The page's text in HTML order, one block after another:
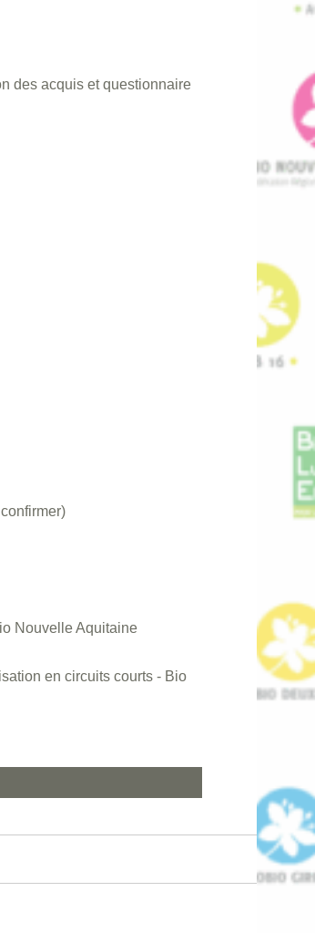
des acquis et questionnaire
Nouvelle Aquitaine
en circuits courts - Bio